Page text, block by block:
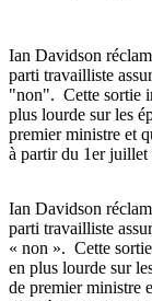
Ian Davidson
parti travailliste
"non". Cette sortie
plus lourde sur les
premier ministre et
à partir du 1er juillet
Ian Davidson
parti travailliste
« non ». Cette
en plus lourde sur
de premier ministre